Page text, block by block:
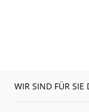
WIR SIND FÜR SIE